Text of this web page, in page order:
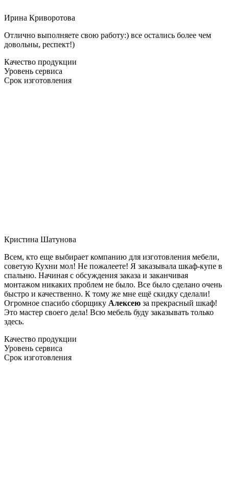
Ирина Криворотова
Отлично выполняете свою работу:) все остались более чем
довольны, респект!)
Качество продукции
Уровень сервиса
Срок изготовления
Кристина Шатунова
Всем, кто еще выбирает компанию для изготовления мебели,
советую Кухни мол! Не пожалеете! Я заказывала шкаф-купе в
спальню. Начиная с обсуждения заказа и заканчивая
монтажом никаких проблем не было. Все было сделано очень
быстро и качественно. К тому же мне ещё скидку сделали!
Огромное спасибо сборщику Алексею за прекрасный шкаф!
Это мастер своего дела! Всю мебель буду заказывать только
здесь.
Качество продукции
Уровень сервиса
Срок изготовления